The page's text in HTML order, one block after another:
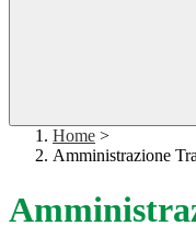
Home >
Amministrazione